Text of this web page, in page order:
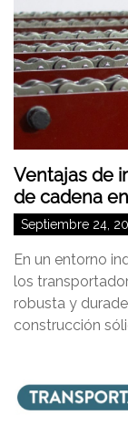
Ventajas de
de cadena
Septiembre 24,
En un entorno
los
robusta y
construcción